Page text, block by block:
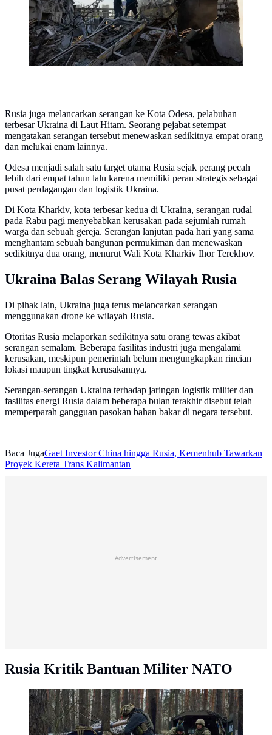
Rusia juga melancarkan serangan ke Kota Odesa, pelabuhan
terbesar Ukraina di Laut Hitam. Seorang pejabat setempat
mengatakan serangan tersebut menewaskan sedikitnya empat orang
dan melukai enam lainnya.
Odesa menjadi salah satu target utama Rusia sejak perang pecah
lebih dari empat tahun lalu karena memiliki peran strategis sebagai
pusat perdagangan dan logistik Ukraina.
Di Kota Kharkiv, kota terbesar kedua di Ukraina, serangan rudal
pada Rabu pagi menyebabkan kerusakan pada sejumlah rumah
warga dan sebuah gereja. Serangan lanjutan pada hari yang sama
menghantam sebuah bangunan permukiman dan menewaskan
sedikitnya dua orang, menurut Wali Kota Kharkiv Ihor Terekhov.
Ukraina Balas Serang Wilayah Rusia
Di pihak lain, Ukraina juga terus melancarkan serangan
menggunakan drone ke wilayah Rusia.
Otoritas Rusia melaporkan sedikitnya satu orang tewas akibat
serangan semalam. Beberapa fasilitas industri juga mengalami
kerusakan, meskipun pemerintah belum mengungkapkan rincian
lokasi maupun tingkat kerusakannya.
Serangan-serangan Ukraina terhadap jaringan logistik militer dan
fasilitas energi Rusia dalam beberapa bulan terakhir disebut telah
memperparah gangguan pasokan bahan bakar di negara tersebut.
Baca JugaGaet Investor China hingga Rusia, Kemenhub Tawarkan
Proyek Kereta Trans Kalimantan
Advertisement
Rusia Kritik Bantuan Militer NATO